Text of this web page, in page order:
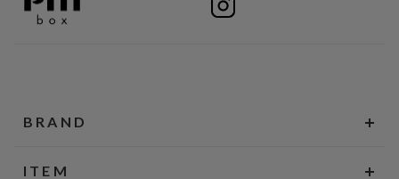
BRAND
ITEM